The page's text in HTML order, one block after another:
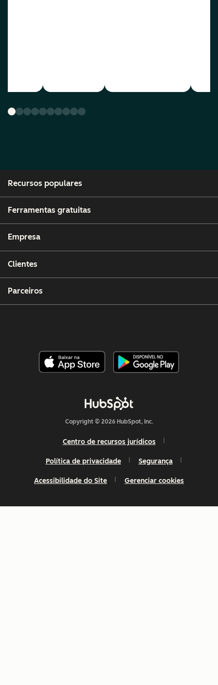
Recursos populares
Ferramentas gratuitas
Empresa
Clientes
Parceiros
Copyright © 2026 HubSpot, Inc.
Centro de recursos jurídicos
Política de privacidade Segurança
Acessibilidade do Site Gerenciar cookies